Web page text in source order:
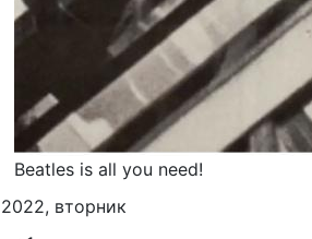
Beatles is all you need!
вторник